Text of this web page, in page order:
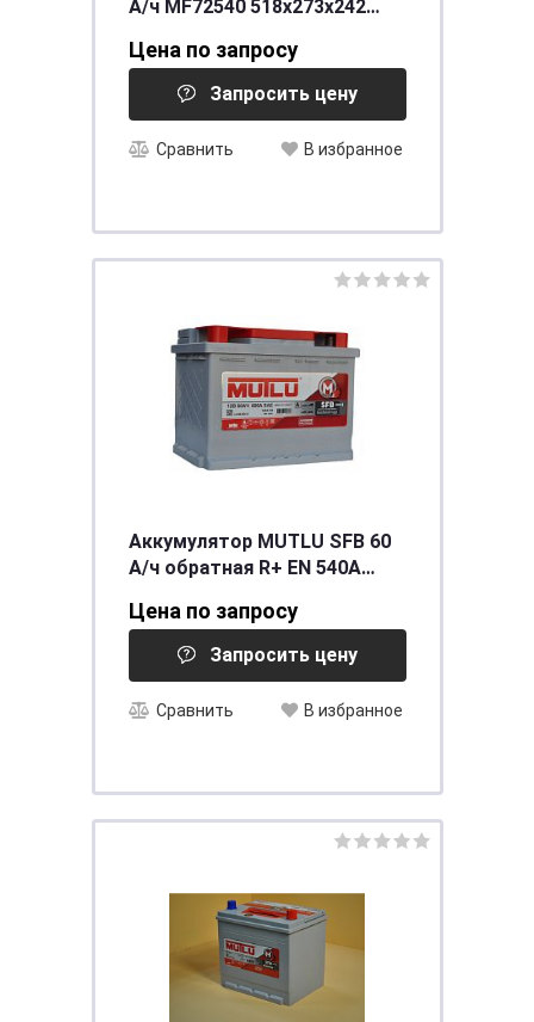
А/ч MF72540 518x273x242
Цена по запросу
Запросить цену
Сравнить В избранное
Аккумулятор MUTLU SFB 60
А/ч обратная R+ EN 540A
LB2.60.054.A
Цена по запросу
Запросить цену
Сравнить В избранное